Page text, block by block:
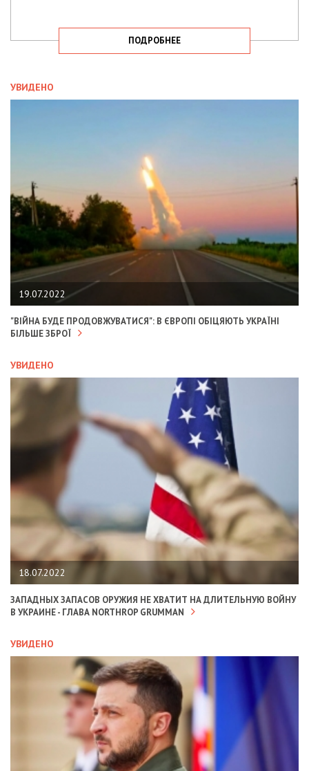
ПОДРОБНЕЕ
УВИДЕНО
19.07.2022
"ВІЙНА БУДЕ ПРОДОВЖУВАТИСЯ": В ЄВРОПІ ОБІЦЯЮТЬ УКРАЇНІ
БІЛЬШЕ ЗБРОЇ
УВИДЕНО
18.07.2022
ЗАПАДНЫХ ЗАПАСОВ ОРУЖИЯ НЕ ХВАТИТ НА ДЛИТЕЛЬНУЮ ВОЙНУ
В УКРАИНЕ - ГЛАВА NORTHROP GRUMMAN
УВИДЕНО